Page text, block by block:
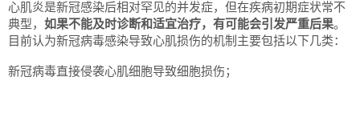
心肌炎是新冠感染后相对罕见的并发症，但在疾病初期症状常不
典型， 如果不能及时诊断和适宜治疗，有可能会引发严重后果。
目前认为新冠病毒感染导致心肌损伤的机制主要包括以下几类：
新冠病毒直接侵袭心肌细胞导致细胞损伤；